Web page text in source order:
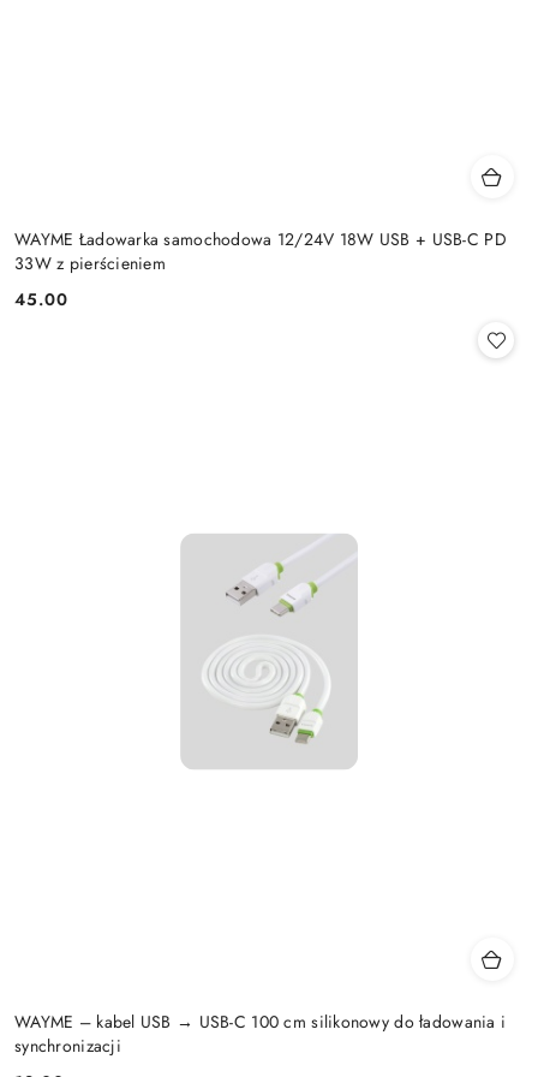
WAYME Ładowarka samochodowa 12/24V 18W USB + USB-C PD
33W z pierścieniem
Cena:
45.00
WAYME – kabel USB → USB-C 100 cm silikonowy do ładowania i
synchronizacji